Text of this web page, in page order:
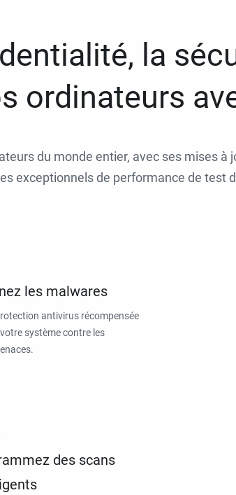
la
ordinateurs
du monde entier, avec ses mises à
exceptionnels de performance de test
les malwares
antivirus récompensée
système contre les
des scans